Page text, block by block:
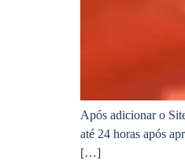
Após adicionar o
até 24 horas após
[…]